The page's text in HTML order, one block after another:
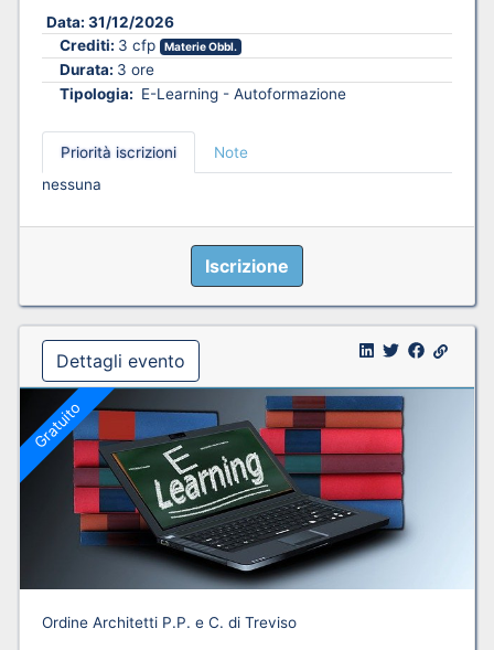
Data: 31/12/2026
Crediti: 3 cfp Materie Obbl.
Durata: 3 ore
Tipologia: E-Learning - Autoformazione
Priorità iscrizioni
Note
nessuna
Iscrizione
Dettagli evento
Gratuito
Ordine Architetti P.P. e C. di Treviso